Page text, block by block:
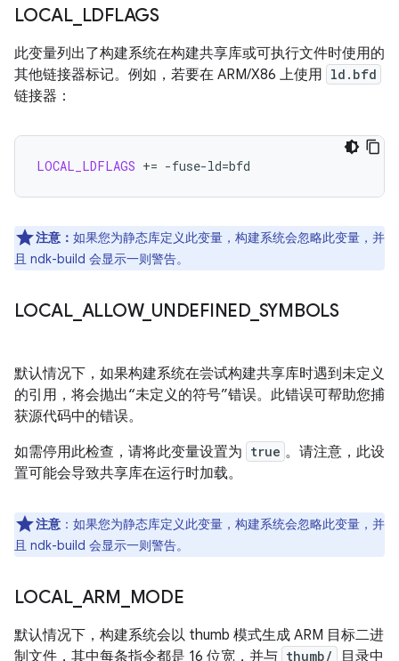
LOCAL_ LDFLAGS
此变量列出了构建系统在构建共享库或可执行文件时使用的
其他链接器标记。例如，若要在 ARM/X86 上使用 ld.bfd
链接器：
LOCAL_LDFLAGS += -fuse-ld=
注意： 如果您为静态库定义此变量，构建系统会忽略此变量，并
且 ndk-build 会显示一则警告。
LOCAL_ ALLOW_ UNDEFINED_ SYMBOLS
默认情况下，如果构建系统在尝试构建共享库时遇到未定义
的引用，将会抛出“未定义的符号”错误。 此错误可帮助您捕
获源代码中的错误。
如需停用此检查，请将此变量设置为 true 。请注意，此设
置可能会导致共享库在运行时加载。
注意 ：如果您为静态库定义此变量，构建系统会忽略此变量，并
且 ndk-build 会显示一则警告。
LOCAL_ ARM MODE
默认情况下，构建系统会以 thumb 模式生成 ARM 目标二进
制文件，其中每条指令都是 16 位宽，并与 thumb/ 目录中